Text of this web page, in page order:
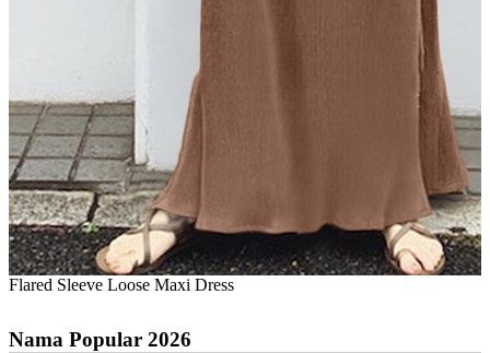
Flared Sleeve Loose Maxi Dress
Nama Popular 2026